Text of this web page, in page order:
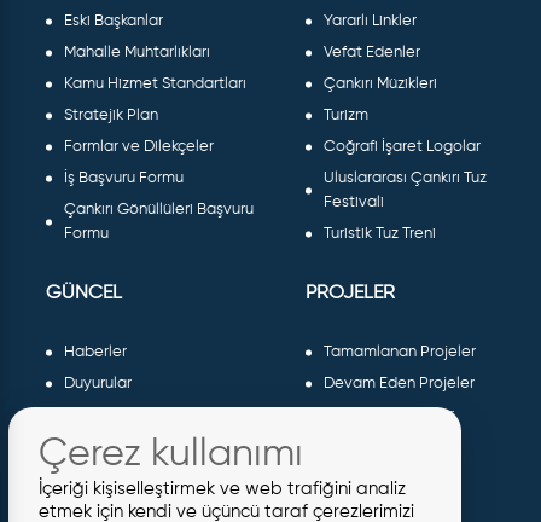
Eski Başkanlar
Mahalle Muhtarlıkları
Kamu Hizmet Standartları
Stratejik Plan
Formlar ve Dilekçeler
İş Başvuru Formu
Çankırı Gönüllüleri Başvuru
Formu
Yararlı Linkler
Vefat Edenler
Çankırı Müzikleri
Turizm
Coğrafi İşaret Logolar
Uluslararası Çankırı Tuz
Festivali
Turistik Tuz Treni
GÜNCEL
Haberler
Duyurular
Galeri
Etkinlikler
Meclis Kararları
PROJELER
Tamamlanan Projeler
Devam Eden Projeler
Planlanan Projeler
Sosyal Projeler
Çerez kullanımı
İçeriği kişiselleştirmek ve web trafiğini analiz
etmek için kendi ve üçüncü taraf çerezlerimizi